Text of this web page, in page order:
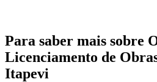
Para saber mais sobre
Licenciamento de
Itapevi